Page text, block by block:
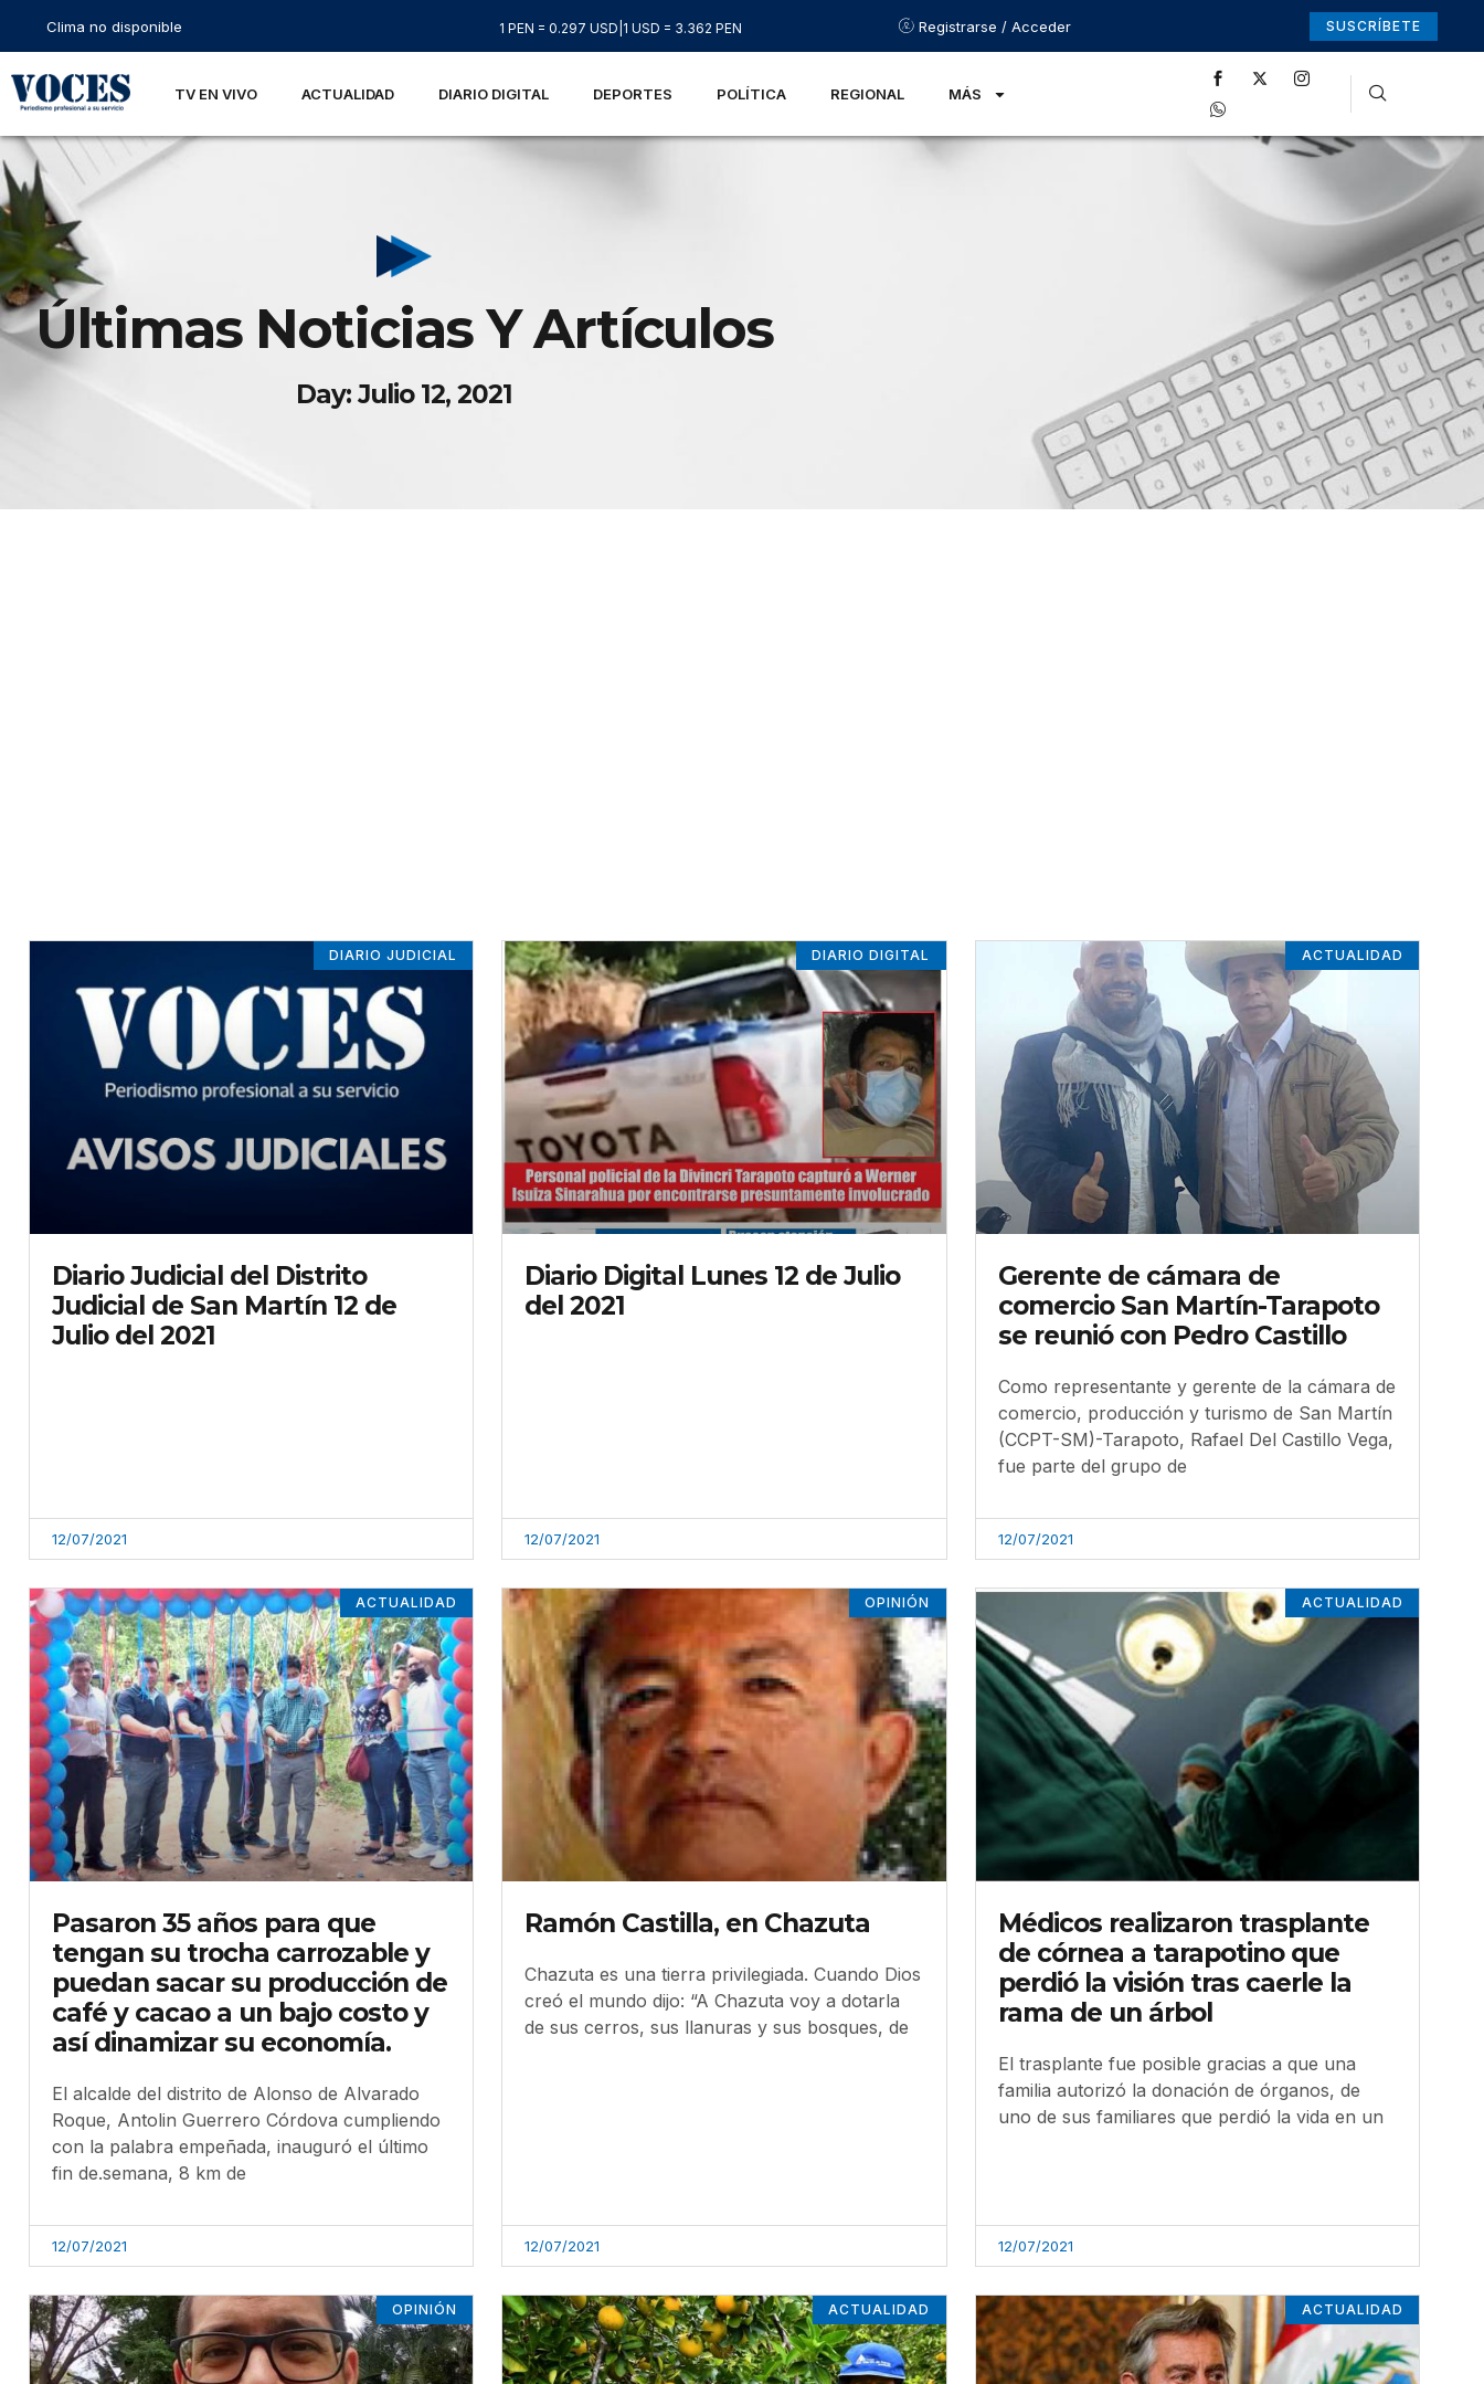
Clima no disponible 1 PEN = 0.297 USD 1 USD = 3.362 PEN Registrarse / Acceder SUSCRÍBETE
TV EN VIVO ACTUALIDAD DIARIO DIGITAL DEPORTES POLÍTICA REGIONAL MÁS
Últimas Noticias Y Artículos
Day: Julio 12, 2021
DIARIO JUDICIAL
Diario Judicial del Distrito
Judicial de San Martín 12 de
Julio del 2021
12/07/2021
DIARIO DIGITAL
Diario Digital Lunes 12 de Julio
del 2021
12/07/2021
ACTUALIDAD
Gerente de cámara de
comercio San Martín-Tarapoto
se reunió con Pedro Castillo
Como representante y gerente de la cámara de
comercio, producción y turismo de San Martín
(CCPT-SM)-Tarapoto, Rafael Del Castillo Vega,
fue parte del grupo de
12/07/2021
ACTUALIDAD
Pasaron 35 años para que
tengan su trocha carrozable y
puedan sacar su producción de
café y cacao a un bajo costo y
así dinamizar su economía.
El alcalde del distrito de Alonso de Alvarado
Roque, Antolin Guerrero Córdova cumpliendo
con la palabra empeñada, inauguró el último
fin de.semana, 8 km de
12/07/2021
OPINIÓN
Ramón Castilla, en Chazuta
Chazuta es una tierra privilegiada. Cuando Dios
creó el mundo dijo: “A Chazuta voy a dotarla
de sus cerros, sus llanuras y sus bosques, de
12/07/2021
ACTUALIDAD
Médicos realizaron trasplante
de córnea a tarapotino que
perdió la visión tras caerle la
rama de un árbol
El trasplante fue posible gracias a que una
familia autorizó la donación de órganos, de
uno de sus familiares que perdió la vida en un
12/07/2021
OPINIÓN ACTUALIDAD ACTUALIDAD